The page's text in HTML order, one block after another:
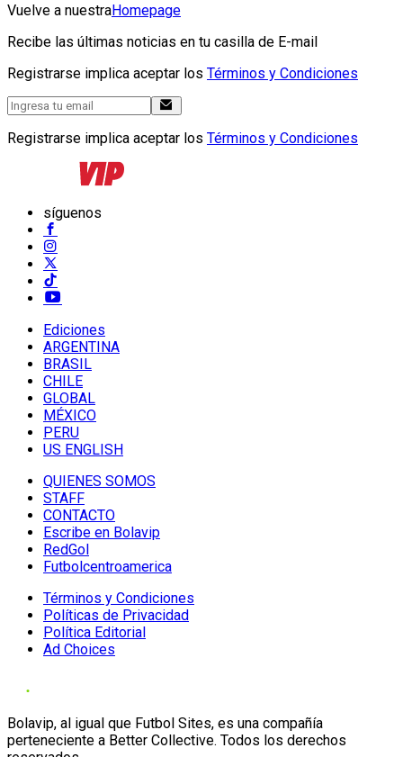
Vuelve a nuestraHomepage
Recibe las últimas noticias en tu casilla de E-mail
Registrarse implica aceptar los Términos y Condiciones
Registrarse implica aceptar los Términos y Condiciones
síguenos
Ediciones
ARGENTINA
BRASIL
CHILE
GLOBAL
MÉXICO
PERU
US ENGLISH
QUIENES SOMOS
STAFF
CONTACTO
Escribe en Bolavip
RedGol
Futbolcentroamerica
Términos y Condiciones
Políticas de Privacidad
Política Editorial
Ad Choices
Bolavip, al igual que Futbol Sites, es una compañía
perteneciente a Better Collective. Todos los derechos